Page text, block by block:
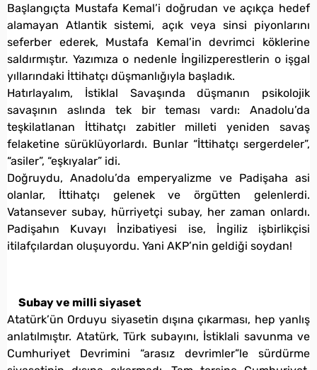
Başlangıçta Mustafa Kemal’i doğrudan ve açıkça hedef
alamayan Atlantik sistemi, açık veya sinsi piyonlarını
seferber ederek, Mustafa Kemal’in devrimci köklerine
saldırmıştır. Yazımıza o nedenle İngilizperestlerin o işgal
yıllarındaki İttihatçı düşmanlığıyla başladık.
Hatırlayalım, İstiklal Savaşında düşmanın psikolojik
savaşının aslında tek bir teması vardı: Anadolu’da
teşkilatlanan İttihatçı zabitler milleti yeniden savaş
felaketine sürüklüyorlardı. Bunlar “İttihatçı sergerdeler”,
“asiler”, “eşkıyalar” idi.
Doğruydu, Anadolu’da emperyalizme ve Padişaha asi
olanlar, İttihatçı gelenek ve örgütten gelenlerdi.
Vatansever subay, hürriyetçi subay, her zaman onlardı.
Padişahın Kuvayı İnzibatiyesi ise, İngiliz işbirlikçisi
itilafçılardan oluşuyordu. Yani AKP’nin geldiği soydan!
Subay ve milli siyaset
Atatürk’ün Orduyu siyasetin dışına çıkarması, hep yanlış
anlatılmıştır. Atatürk, Türk subayını, İstiklali savunma ve
Cumhuriyet Devrimini “arasız devrimler”le sürdürme